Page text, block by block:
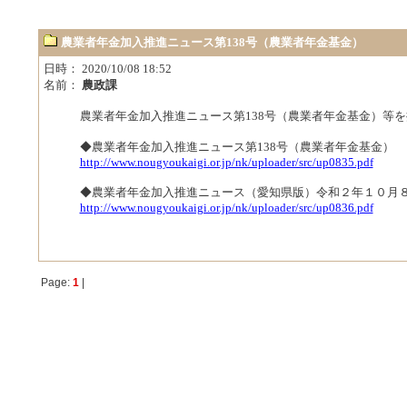
農業者年金加入推進ニュース第138号（農業者年金基金）
日時： 2020/10/08 18:52
名前： 農政課
農業者年金加入推進ニュース第138号（農業者年金基金）等を
◆農業者年金加入推進ニュース第138号（農業者年金基金）
http://www.nougyoukaigi.or.jp/nk/uploader/src/up0835.pdf
◆農業者年金加入推進ニュース（愛知県版）令和２年１０月
http://www.nougyoukaigi.or.jp/nk/uploader/src/up0836.pdf
Page: 1|